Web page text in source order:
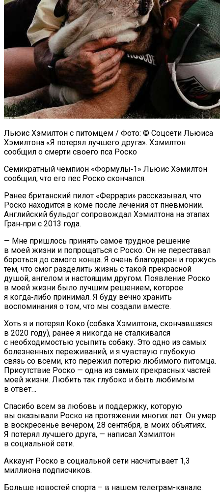
Льюис Хэмилтон с питомцем / Фото: © Соцсети Льюиса
Хэмилтона «Я потерял лучшего друга». Хэмилтон
сообщил о смерти своего пса Роско
Семикратный чемпион «Формулы‑1» Льюис Хэмилтон
сообщил, что его пес Роско скончался.
Ранее британский пилот «Феррари» рассказывал, что
Роско находится в коме после лечения от пневмонии.
Английский бульдог сопровождал Хэмилтона на этапах
Гран‑при с 2013 года.
— Мне пришлось принять самое трудное решение
в моей жизни и попрощаться с Роско. Он не переставал
бороться до самого конца. Я очень благодарен и горжусь
тем, что смог разделить жизнь с такой прекрасной
душой, ангелом и настоящим другом. Появление Роско
в моей жизни было лучшим решением, которое
я когда‑либо принимал. Я буду вечно хранить
воспоминания о том, что мы создали вместе.
Хоть я и потерял Коко (собака Хэмилтона, скончавшаяся
в 2020 году), ранее я никогда не сталкивался
с необходимостью усыпить собаку. Это одно из самых
болезненных переживаний, и я чувствую глубокую
связь со всеми, кто пережил потерю любимого питомца.
Присутствие Роско — одна из самых прекрасных частей
моей жизни. Любить так глубоко и быть любимым
в ответ…
Спасибо всем за любовь и поддержку, которую
вы оказывали Роско на протяжении многих лет. Он умер
в воскресенье вечером, 28 сентября, в моих объятиях.
Я потерял лучшего друга, — написал Хэмилтон
в социальной сети.
Аккаунт Роско в социальной сети насчитывает 1,3
миллиона подписчиков.
Больше новостей спорта – в нашем телеграм-канале.